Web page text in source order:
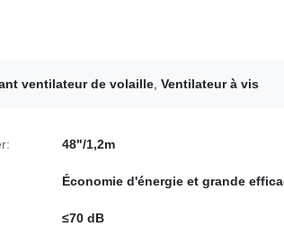
ventilateur de volaille Ventilateur à vis
48"/1,2m
Économie d'énergie et grande
≤70 dB